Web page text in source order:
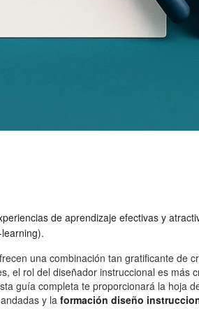
de aprendizaje efectivas y
una combinación tan gratificante de
el rol del diseñador instruccional es más
guía completa te proporcionará la hoja
y la formación diseño